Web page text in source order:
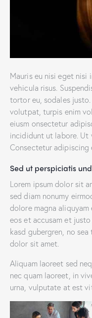
Mauris eu nisi eget nisi
vehicula risus.
tortor eu, sodales
volutpat, turpis enim
eiusm onsectetur
incididunt ut labore. Ut
Consectetur adipiscing
Sed ut perspiciatis
Lorem ipsum dolor sit
sed diam nonumy
dolore magna
eos et accusam et
kasd gubergren, no
dolor sit amet.
Aliquam laoreet sed
nec quam laoreet, in
urna, vulputate at est